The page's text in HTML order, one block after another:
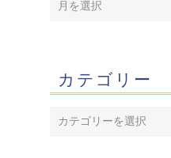
カテゴリー